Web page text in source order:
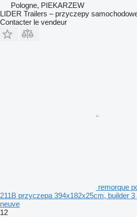
Pologne, PIEKARZEW
LIDER Trailers – przyczepy
Contacter le vendeur
remorque
211B przyczepa 394x182x25cm, builder
neuve
12